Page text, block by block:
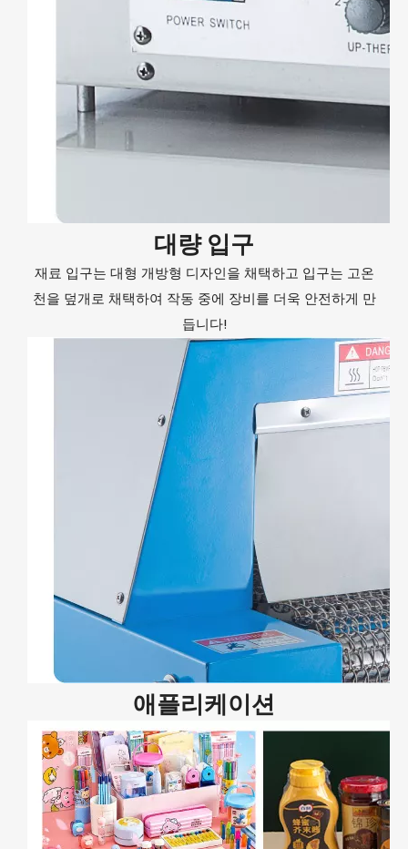
대량 입구
재료 입구는 대형 개방형 디자인을 채택하고 입구는 고온
천을 덮개로 채택하여 작동 중에 장비를 더욱 안전하게 만
듭니다!
애플리케이션